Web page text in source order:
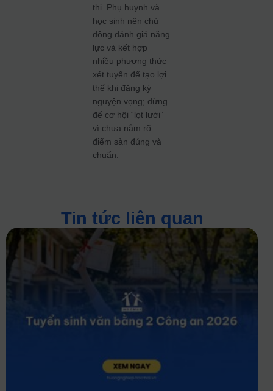
thi. Phụ huynh và
học sinh nên chủ
động đánh giá năng
lực và kết hợp
nhiều phương thức
xét tuyển để tạo lợi
thế khi đăng ký
nguyện vọng; đừng
để cơ hội “lọt lưới”
vì chưa nắm rõ
điểm sàn đúng và
chuẩn.
Tin tức liên quan